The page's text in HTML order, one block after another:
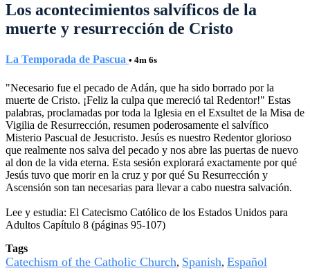
Los acontecimientos salvíficos de la
muerte y resurrección de Cristo
La Temporada de Pascua • 4m 6s
"Necesario fue el pecado de Adán, que ha sido borrado por la
muerte de Cristo. ¡Feliz la culpa que mereció tal Redentor!" Estas
palabras, proclamadas por toda la Iglesia en el Exsultet de la Misa de
Vigilia de Resurrección, resumen poderosamente el salvífico
Misterio Pascual de Jesucristo. Jesús es nuestro Redentor glorioso
que realmente nos salva del pecado y nos abre las puertas de nuevo
al don de la vida eterna. Esta sesión explorará exactamente por qué
Jesús tuvo que morir en la cruz y por qué Su Resurrección y
Ascensión son tan necesarias para llevar a cabo nuestra salvación.
Lee y estudia: El Catecismo Católico de los Estados Unidos para
Adultos Capítulo 8 (páginas 95-107)
Tags
Catechism of the Catholic Church, Spanish, Español